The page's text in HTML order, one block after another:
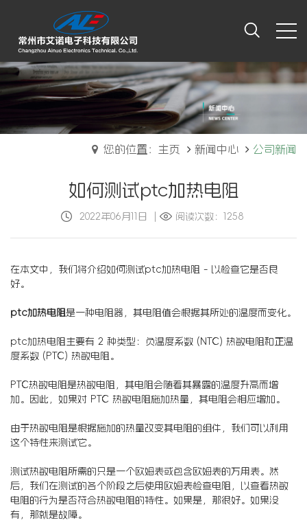
您的位置：主页 新闻中心 公司新闻
如何测试ptc加热电阻
2022年06月11日 阅读次数：1258
在本文中，我们将介绍如何测试ptc加热电阻 - 以检查它是否良
好。
ptc加热电阻是一种电阻器，其电阻值会根据其所处的温度而变化。
ptc加热电阻主要有 2 种类型：负温度系数 (NTC) 热敏电阻和正温
度系数 (PTC) 热敏电阻。
PTC热敏电阻是热敏电阻，其电阻会随着其暴露的温度升高而增
加。因此，如果对 PTC 热敏电阻施加热量，其电阻会相应增加。
由于热敏电阻是根据施加的热量改变其电阻的组件，我们可以利用
这个特性来测试它。
测试热敏电阻所需的只是一个欧姆表或包含欧姆表的万用表。然
后，我们在测试的各个阶段之后使用欧姆表检查电阻，以查看热敏
电阻的行为是否符合热敏电阻的特性。如果是，那很好。如果没
有，那就是故障。